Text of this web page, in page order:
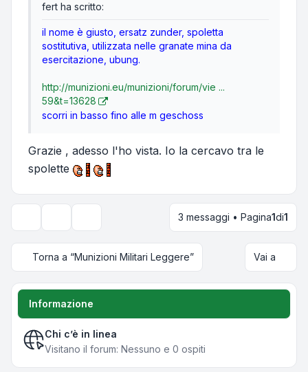
fert ha scritto:
il nome è giusto, ersatz zunder, spoletta
sostitutiva, utilizzata nelle granate mina da
esercitazione, ubung.
http://munizioni.eu/munizioni/forum/vie ...
59&t=13628
scorri in basso fino alle m geschoss
Grazie , adesso l'ho vista. Io la cercavo tra le
spolette
Opzioni di visualizzazione e ordinamento
3 messaggi • Pagina1di1
Torna a “Munizioni Militari Leggere” Vai a
Informazione
Chi c’è in linea
Visitano il forum: Nessuno e 0 ospiti